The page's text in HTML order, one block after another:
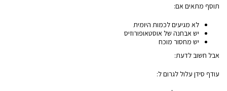
תוסף מתאים אם:
לא מגיעים לכמות היומית
יש אבחנה של אוסטאופורוזיס
יש מחסור מוכח
אבל חשוב לדעת:
עודף סידן עלול לגרום ל: